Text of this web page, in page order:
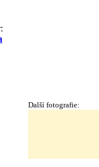
Další fotografie: